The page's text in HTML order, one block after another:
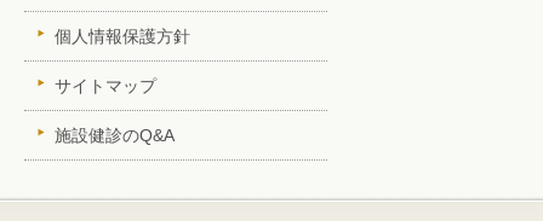
個人情報保護方針
サイトマップ
施設健診のQ&A